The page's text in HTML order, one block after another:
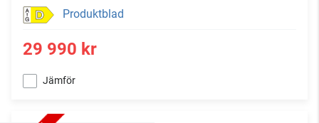
D Produktblad
29 990 kr
Jämför